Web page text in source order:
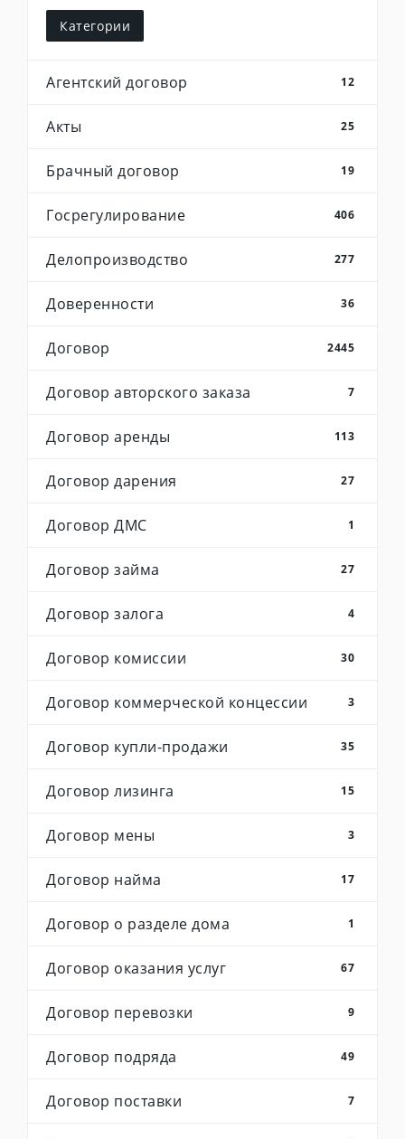
Категории
Агентский договор 12
Акты 25
Брачный договор 19
Госрегулирование 406
Делопроизводство 277
Доверенности 36
Договор 2445
Договор авторского заказа 7
Договор аренды 113
Договор дарения 27
Договор ДМС 1
Договор займа 27
Договор залога 4
Договор комиссии 30
Договор коммерческой концессии 3
Договор купли-продажи 35
Договор лизинга 15
Договор мены 3
Договор найма 17
Договор о разделе дома 1
Договор оказания услуг 67
Договор перевозки 9
Договор подряда 49
Договор поставки 7